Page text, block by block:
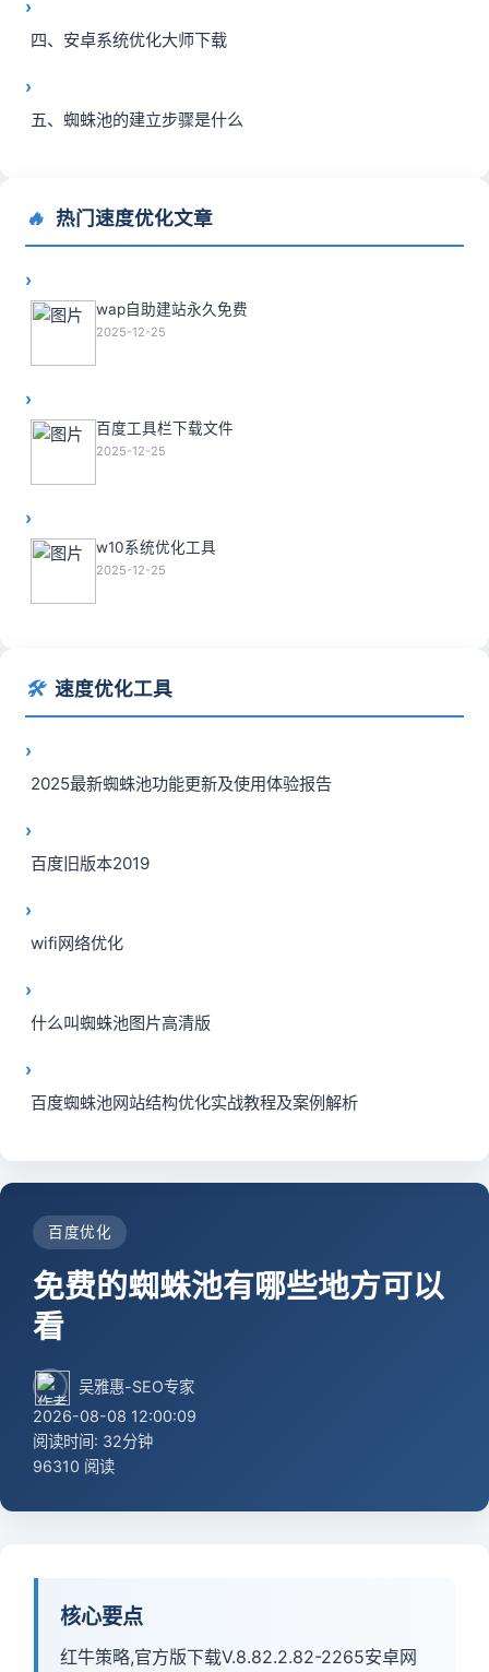
四、安卓系统优化大师下载
五、蜘蛛池的建立步骤是什么
🔥 热门速度优化文章
wap自助建站永久免费
2025-12-25
百度工具栏下载文件
2025-12-25
w10系统优化工具
2025-12-25
🛠️ 速度优化工具
2025最新蜘蛛池功能更新及使用体验报告
百度旧版本2019
wifi网络优化
什么叫蜘蛛池图片高清版
百度蜘蛛池网站结构优化实战教程及案例解析
百度优化
免费的蜘蛛池有哪些地方可以
看
吴雅惠-SEO专家
2026-08-08 12:00:09
阅读时间: 32分钟
96310 阅读
核心要点
红牛策略,官方版下载V.8.82.2.82-2265安卓网